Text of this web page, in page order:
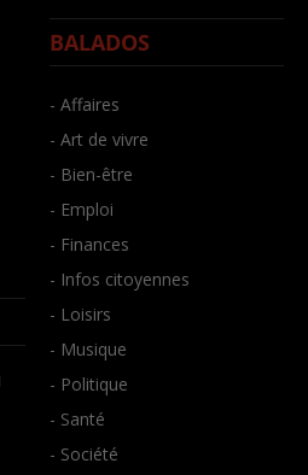
BALADOS
- Affaires
- Art de vivre
- Bien-être
- Emploi
- Finances
- Infos citoyennes
- Loisirs
- Musique
- Politique
- Santé
- Société